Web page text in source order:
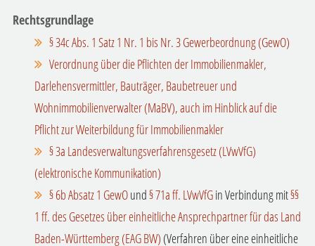
Rechtsgrundlage
§ 34c Abs. 1 Satz 1 Nr. 1 bis Nr. 3 Gewerbeordnung (GewO)
Verordnung über die Pflichten der Immobilienmakler,
Darlehensvermittler, Bauträger, Baubetreuer und
Wohnimmobilienverwalter (MaBV), auch im Hinblick auf die
Pflicht zur Weiterbildung für Immobilienmakler
§ 3a Landesverwaltungsverfahrensgesetz (LVwVfG)
(elektronische Kommunikation)
§ 6b Absatz 1 GewOund§ 71a ff. LVwVfGin Verbindung mit§§
1 ff. des Gesetzes über einheitliche Ansprechpartner für das Land
Baden-Württemberg (EAG BW) (Verfahren über eine einheitliche